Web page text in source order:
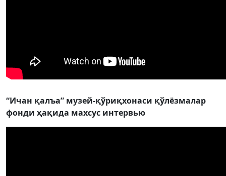
“Ичан қалъа” музей-қўриқхонаси қўлёзмалар
фонди ҳақида махсус интервью